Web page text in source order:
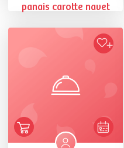
panais carotte navet